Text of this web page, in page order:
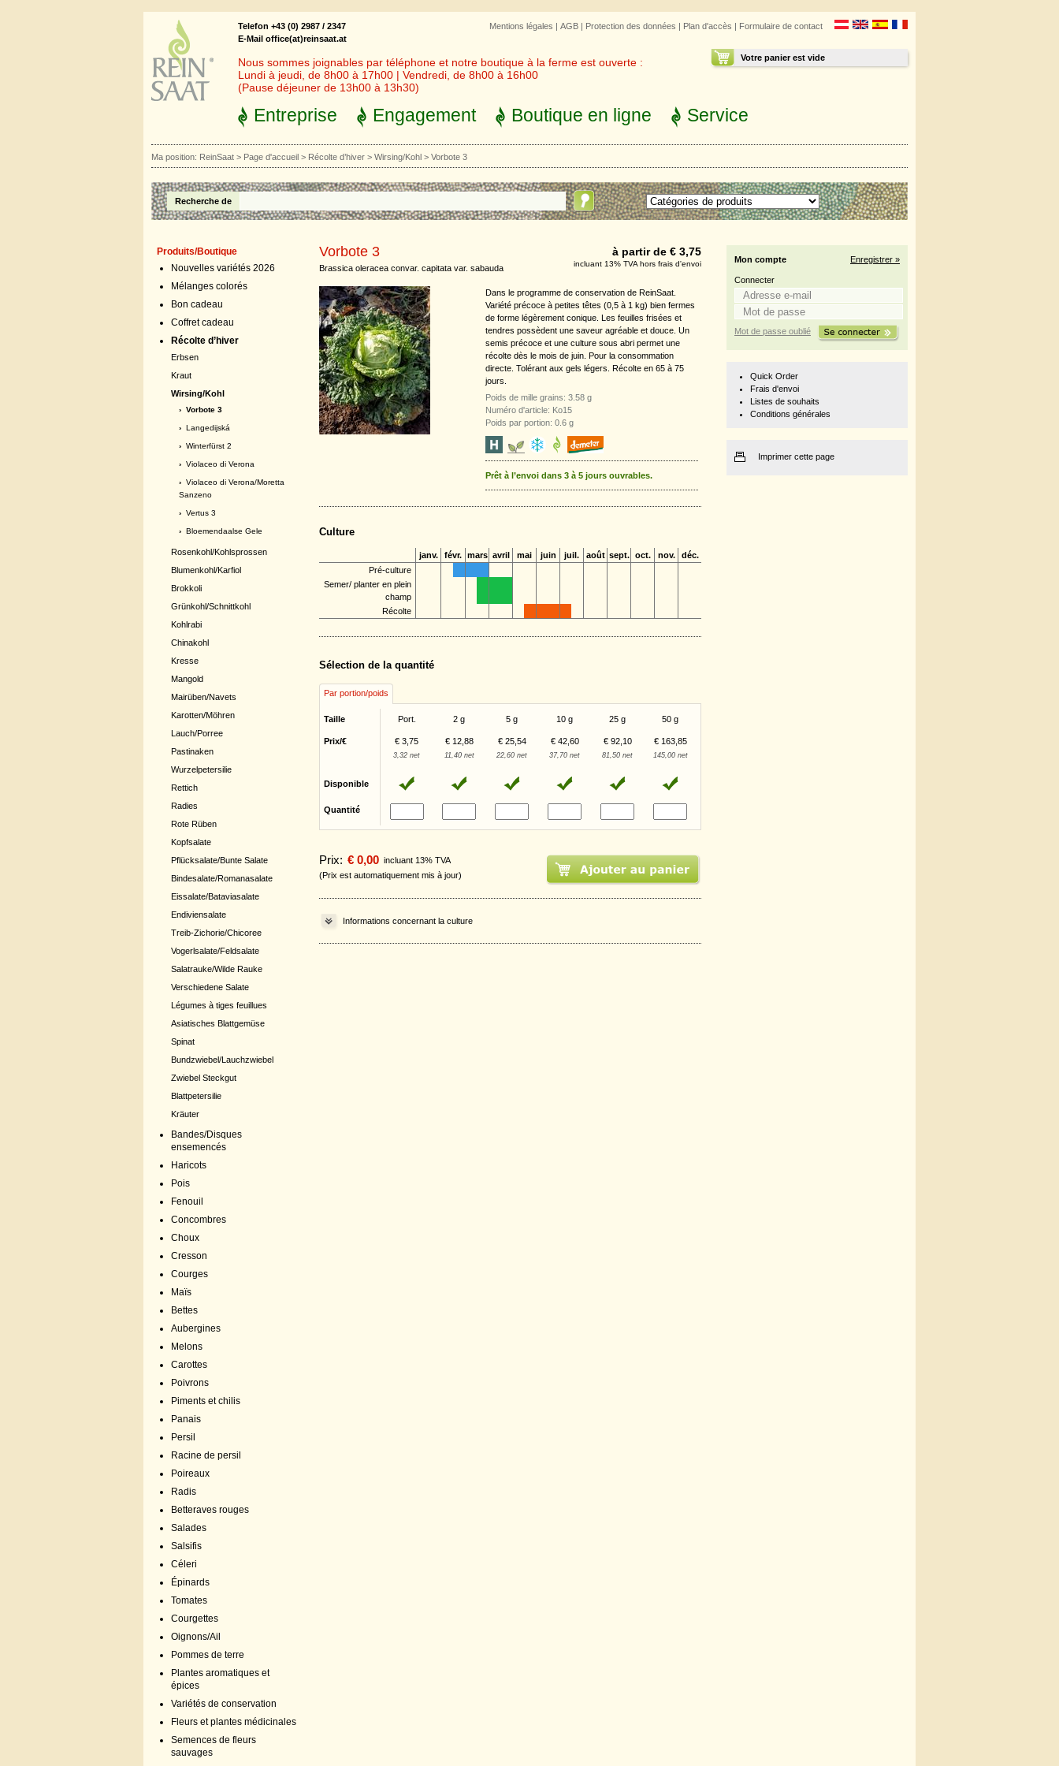
Mentions légales | AGB | Protection des données | Plan d'accès | Formulaire de contact
Votre panier est vide
Telefon +43 (0) 2987 / 2347
E-Mail office(at)reinsaat.at
Nous sommes joignables par téléphone et notre boutique à la ferme est ouverte :
Lundi à jeudi, de 8h00 à 17h00 | Vendredi, de 8h00 à 16h00
(Pause déjeuner de 13h00 à 13h30)
Entreprise Engagement Boutique en ligne Service
Ma position: ReinSaat > Page d'accueil > Récolte d’hiver > Wirsing/Kohl > Vorbote 3
Recherche de
Produits/Boutique
Nouvelles variétés 2026
Mélanges colorés
Bon cadeau
Coffret cadeau
Récolte d’hiver
Erbsen
Kraut
Wirsing/Kohl
› Vorbote 3
› Langedijská
› Winterfürst 2
› Violaceo di Verona
› Violaceo di Verona/Moretta
Sanzeno
› Vertus 3
› Bloemendaalse Gele
Rosenkohl/Kohlsprossen
Blumenkohl/Karfiol
Brokkoli
Grünkohl/Schnittkohl
Kohlrabi
Chinakohl
Kresse
Mangold
Mairüben/Navets
Karotten/Möhren
Lauch/Porree
Pastinaken
Wurzelpetersilie
Rettich
Radies
Rote Rüben
Kopfsalate
Pflücksalate/Bunte Salate
Bindesalate/Romanasalate
Eissalate/Bataviasalate
Endiviensalate
Treib-Zichorie/Chicoree
Vogerlsalate/Feldsalate
Salatrauke/Wilde Rauke
Verschiedene Salate
Légumes à tiges feuillues
Asiatisches Blattgemüse
Spinat
Bundzwiebel/Lauchzwiebel
Zwiebel Steckgut
Blattpetersilie
Kräuter
Bandes/Disques
ensemencés
Haricots
Pois
Fenouil
Concombres
Choux
Cresson
Courges
Maïs
Bettes
Aubergines
Melons
Carottes
Poivrons
Piments et chilis
Panais
Persil
Racine de persil
Poireaux
Radis
Betteraves rouges
Salades
Salsifis
Céleri
Épinards
Tomates
Courgettes
Oignons/Ail
Pommes de terre
Plantes aromatiques et
épices
Variétés de conservation
Fleurs et plantes médicinales
Semences de fleurs
sauvages
Vorbote 3
Brassica oleracea convar. capitata var. sabauda
à partir de € 3,75
incluant 13% TVA hors frais d'envoi
Dans le programme de conservation de ReinSaat.
Variété précoce à petites têtes (0,5 à 1 kg) bien fermes
de forme légèrement conique. Les feuilles frisées et
tendres possèdent une saveur agréable et douce. Un
semis précoce et une culture sous abri permet une
récolte dès le mois de juin. Pour la consommation
directe. Tolérant aux gels légers. Récolte en 65 à 75
jours.
Poids de mille grains: 3.58 g
Numéro d'article: Ko15
Poids par portion: 0.6 g
Prêt à l’envoi dans 3 à 5 jours ouvrables.
Culture
janv. févr. mars avril mai juin juil. août sept. oct. nov.
déc.
Pré-culture
Semer/ planter en plein
champ
Récolte
Sélection de la quantité
Par portion/poids
Taille Port. 2 g 5 g 10 g 25 g 50 g
Prix/€ € 3,75 € 12,88 € 25,54 € 42,60 € 92,10 € 163,85
3,32 net 11,40 net 22,60 net 37,70 net 81,50 net 145,00 net
Disponible
Quantité
Prix: € 0,00 incluant 13% TVA
(Prix est automatiquement mis à jour)
Informations concernant la culture
Mon compte Enregistrer »
Connecter
Mot de passe oublié
Quick Order
Frais d'envoi
Listes de souhaits
Conditions générales
Imprimer cette page